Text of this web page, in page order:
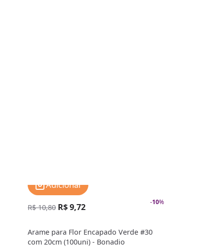
-10%
R$ 10,80 R$ 9,72
Arame para Flor Encapado Verde #30
com 20cm (100uni) - Bonadio
Adicionar